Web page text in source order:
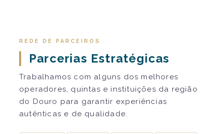
REDE DE PARCEIROS
Parcerias Estratégicas
Trabalhamos com alguns dos melhores
operadores, quintas e instituições da região
do Douro para garantir experiências
autênticas e de qualidade.